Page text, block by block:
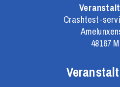
Crashtest-
48167